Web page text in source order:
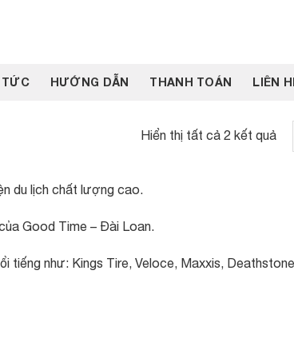
TỨC HƯỚNG DẪN THANH TOÁN LIÊN
Hiển thị tất cả 2 kết quả
du lịch chất lượng cao.
Good Time – Đài Loan.
tiếng như: Kings Tire, Veloce, Maxxis,